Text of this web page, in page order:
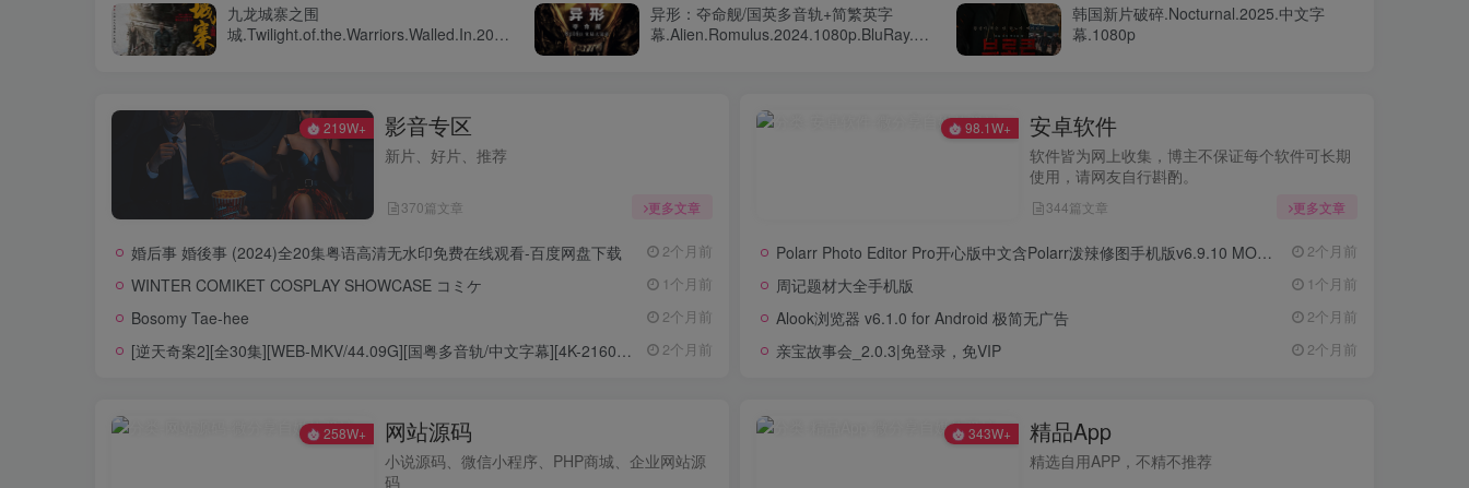
九龙城寨之围
城.Twilight.of.the.Warriors.Walled.In.2024-
异形：夺命舰/国英多音轨+简繁英字
幕.Alien.Romulus.2024.1080p.BluRay.x264.DTS-
韩国新片破碎.Nocturnal.2025.中文字
幕.1080p
219W+ 影音专区
新片、好片、推荐
370篇文章 更多文章
婚后事 婚後事 (2024)全20集粤语高清无水印免费在线观看-百度网盘下载 2个月前
WINTER COMIKET COSPLAY SHOWCASE コミケ 1个月前
Bosomy Tae-hee 2个月前
[逆天奇案2][全30集][WEB-MKV/44.09G][国粤多音轨/中文字幕][4K-2160P][H265] 2个月前
98.1W+ 安卓软件
软件皆为网上收集，博主不保证每个软件可长期
使用，请网友自行斟酌。
344篇文章 更多文章
Polarr Photo Editor Pro开心版中文含Polarr泼辣修图手机版v6.9.10 MOD APK 2个月前
周记题材大全手机版 1个月前
Alook浏览器 v6.1.0 for Android 极简无广告 2个月前
亲宝故事会_2.0.3|免登录，免VIP 2个月前
258W+ 网站源码
小说源码、微信小程序、PHP商城、企业网站源
码
343W+ 精品App
精选自用APP，不精不推荐